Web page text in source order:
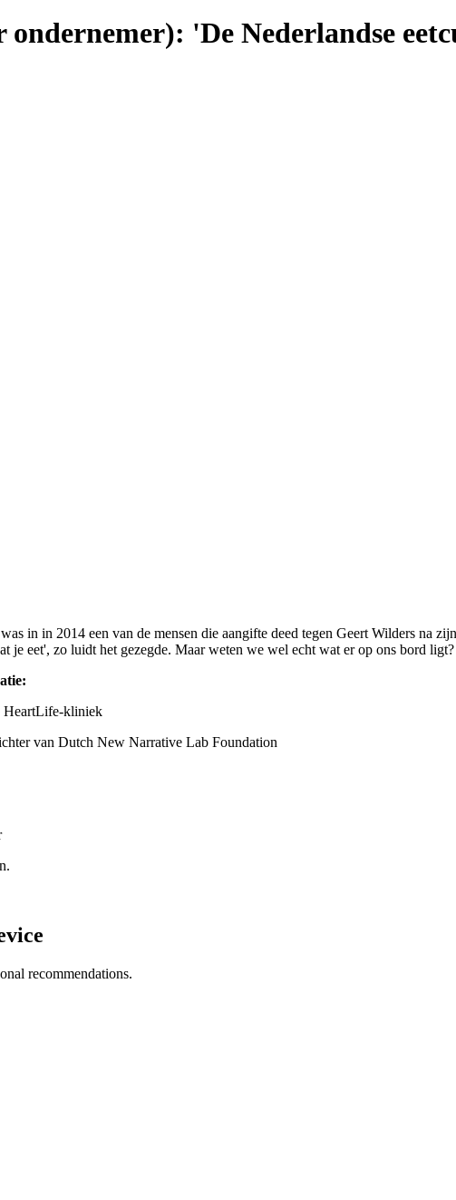
'De Nederlandse
in in 2014 een van de mensen die aangifte deed tegen Geert Wilders na
je eet', zo luidt het gezegde. Maar weten we wel echt wat er op ons bord ligt?
HeartLife-kliniek
van Dutch New Narrative Lab Foundation
recommendations.